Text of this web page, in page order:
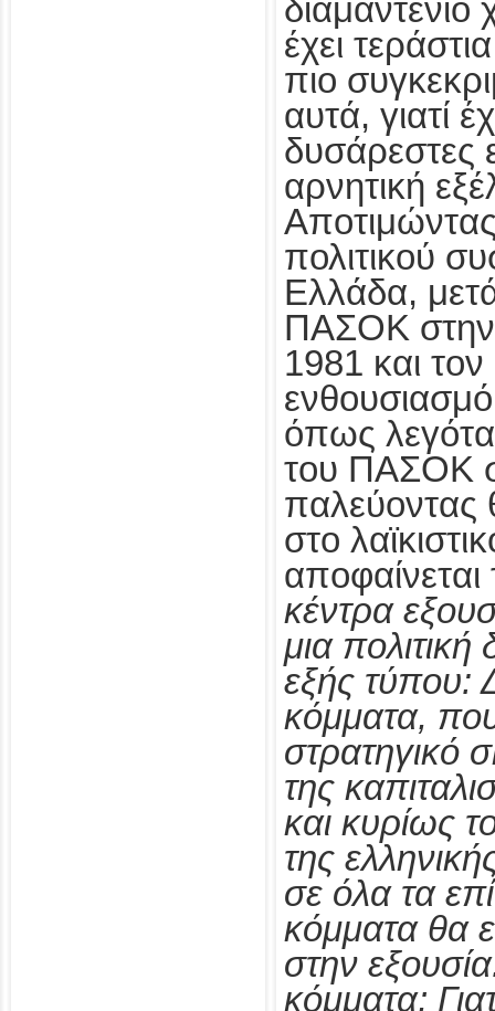
έχει
πιο
αυτά, γιατί
δυσάρεστες
αρνητική
Αποτιμώντας
πολιτικού
Ελλάδα,
ΠΑΣΟΚ στην
1981 και
όπως
του ΠΑΣΟΚ
παλεύοντας
στο
κέντρα
μια
εξής τύπου:
κόμματα,
στρατηγικό
της
και κυρίως
της
σε όλα τα
κόμματα θα
στην
κόμματα;